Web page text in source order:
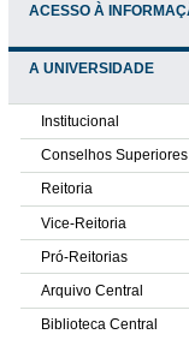
ACESSO À
A UNIVERSIDADE
Institucional
Conselhos Superiores
Reitoria
Vice-Reitoria
Pró-Reitorias
Arquivo Central
Biblioteca Central